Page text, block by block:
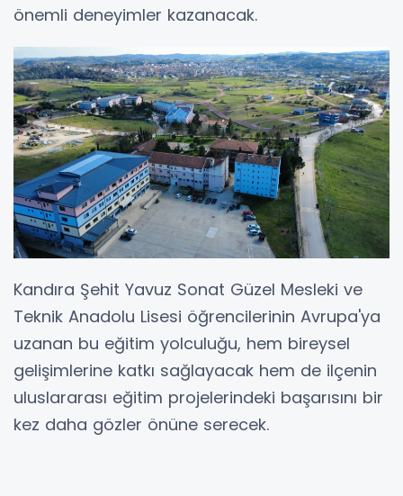
önemli deneyimler kazanacak.
Kandıra Şehit Yavuz Sonat Güzel Mesleki ve
Teknik Anadolu Lisesi öğrencilerinin Avrupa'ya
uzanan bu eğitim yolculuğu, hem bireysel
gelişimlerine katkı sağlayacak hem de ilçenin
uluslararası eğitim projelerindeki başarısını bir
kez daha gözler önüne serecek.